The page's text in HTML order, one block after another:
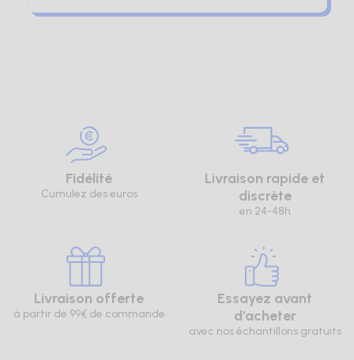
Fidélité
Cumulez des euros
Livraison rapide et
discrète
en 24-48h
Livraison offerte
à partir de 99€ de commande
Essayez avant
d'acheter
avec nos échantillons gratuits